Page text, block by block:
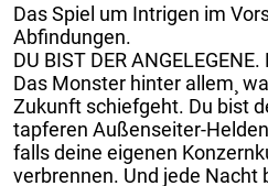
Das Spiel um Intrigen im
Abfindungen.
DU BIST DER
Das Monster hinter allem¸
Zukunft schiefgeht. Du bist
tapferen Außenseiter-
falls deine eigenen
verbrennen. Und jede Nacht